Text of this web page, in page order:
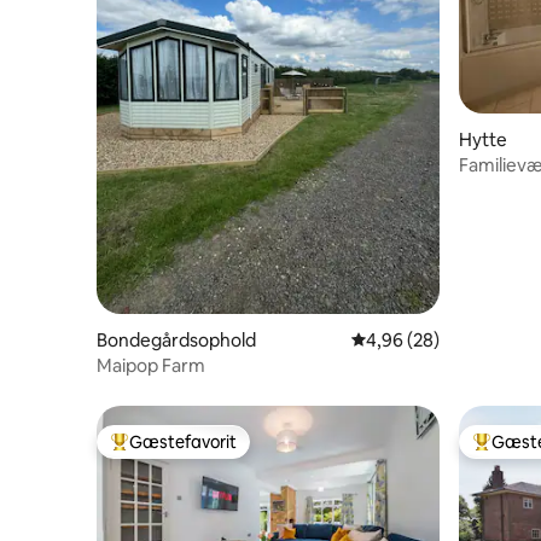
Bondegårdsophold 4,96 ud af 5 i
4,96 (28)
Maipop Farm
Hytte
Bedste gæstefavorit
Gæstefavorit Bedste